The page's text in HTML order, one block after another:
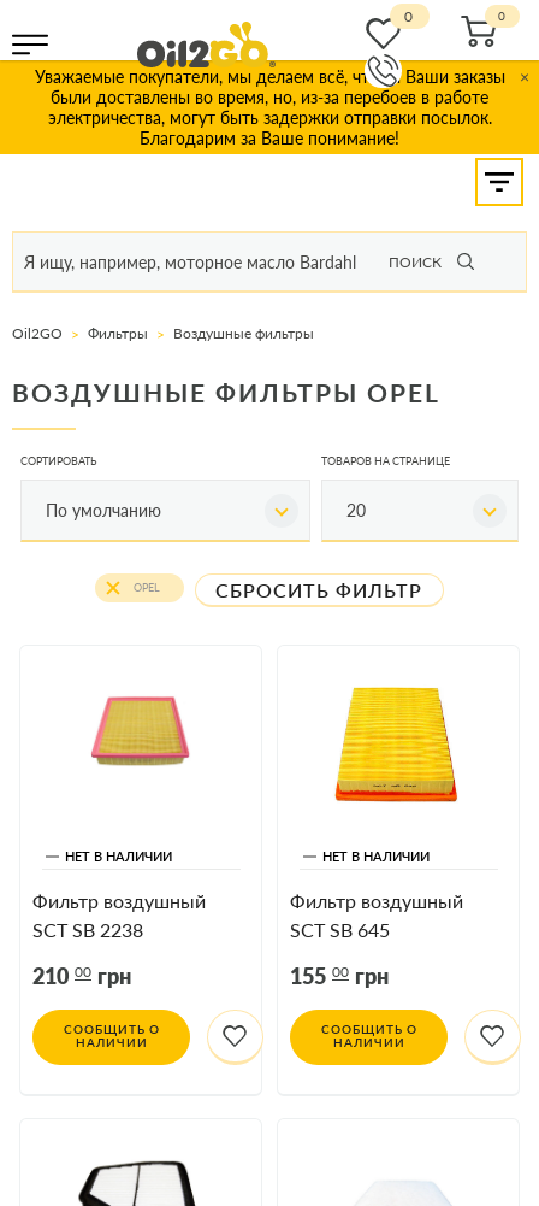
Уважаемые покупатели, мы делаем всё, чтобы Ваши заказы
были доставлены во время, но, из-за перебоев в работе
электричества, могут быть задержки отправки посылок.
Благодарим за Ваше понимание!
×
ПОИСК
0
Oil2GO Фильтры Воздушные фильтры
ВОЗДУШНЫЕ ФИЛЬТРЫ OPEL
СОРТИРОВАТЬ
По умолчанию
ТОВАРОВ НА СТРАНИЦЕ
20
OPEL СБРОСИТЬ ФИЛЬТР
НЕТ В НАЛИЧИИ
Фильтр воздушный
SCT SB 2238
210 00 грн
СООБЩИТЬ О
НАЛИЧИИ
НЕТ В НАЛИЧИИ
Фильтр воздушный
SCT SB 645
155 00 грн
СООБЩИТЬ О
НАЛИЧИИ